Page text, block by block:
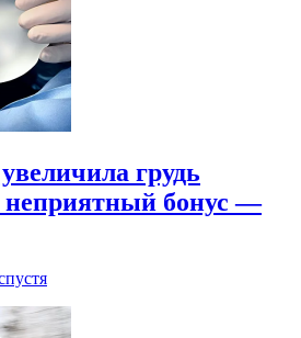
грудь
неприятный бонус —